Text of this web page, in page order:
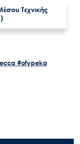
Τεχνικής
#ofypeka